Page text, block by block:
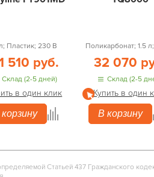
Пластик; 230 В
510 руб.
Склад (2-5 дней)
в один клик
Поликарбонат; 1.5
32 070
Склад (2-5
Купить в один
В корзину
Статьей 437 Гражданского